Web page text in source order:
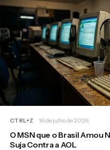
CTRL+Z 16 de julho de 2026
O MSN que o Brasil Amou
Suja Contra a AOL